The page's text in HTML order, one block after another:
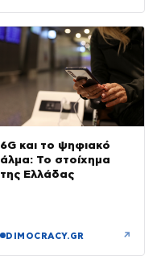
6G και το ψηφιακό
άλμα: Το στοίχημα
της Ελλάδας
DIMOCRACY.GR ↗